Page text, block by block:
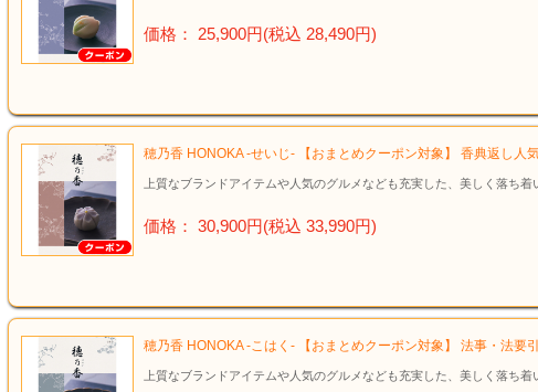
価格： 25,900円(税込 28,490円)
穂乃香 HONOKA -せいじ- 【おまとめクーポン対象】 香典返し人
上質なブランドアイテムや人気のグルメなども充実した、美しく落ち
価格： 30,900円(税込 33,990円)
穂乃香 HONOKA -こはく- 【おまとめクーポン対象】 法事・法要
上質なブランドアイテムや人気のグルメなども充実した、美しく落ち